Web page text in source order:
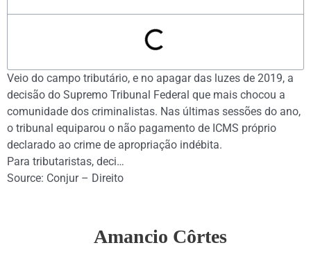
Veio do campo tributário, e no apagar das luzes de 2019, a
decisão do Supremo Tribunal Federal que mais chocou a
comunidade dos criminalistas. Nas últimas sessões do ano,
o tribunal equiparou o não pagamento de ICMS próprio
declarado ao crime de apropriação indébita.
Para tributaristas, deci…
Source: Conjur – Direito
Amancio Côrtes